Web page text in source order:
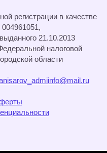
регистрации в качестве
21.10.2013
налоговой
области